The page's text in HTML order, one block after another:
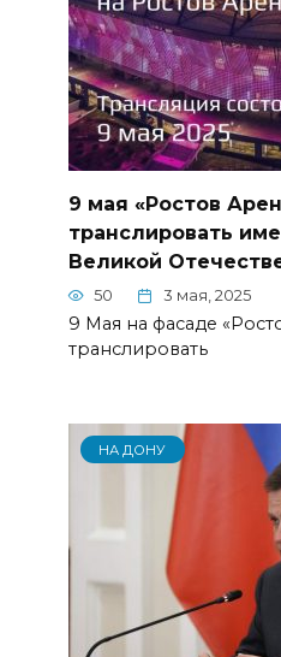
9 мая «Ростов
транслировать
Великой
50 3 мая, 2025
9 Мая на фасаде
транслировать
НА ДОНУ